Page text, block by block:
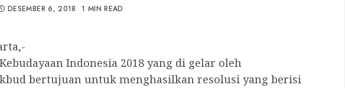
DESEMBER 6, 2018 1 MIN READ
Indonesia 2018 yang di gelar oleh
bertujuan untuk menghasilkan resolusi yang berisi